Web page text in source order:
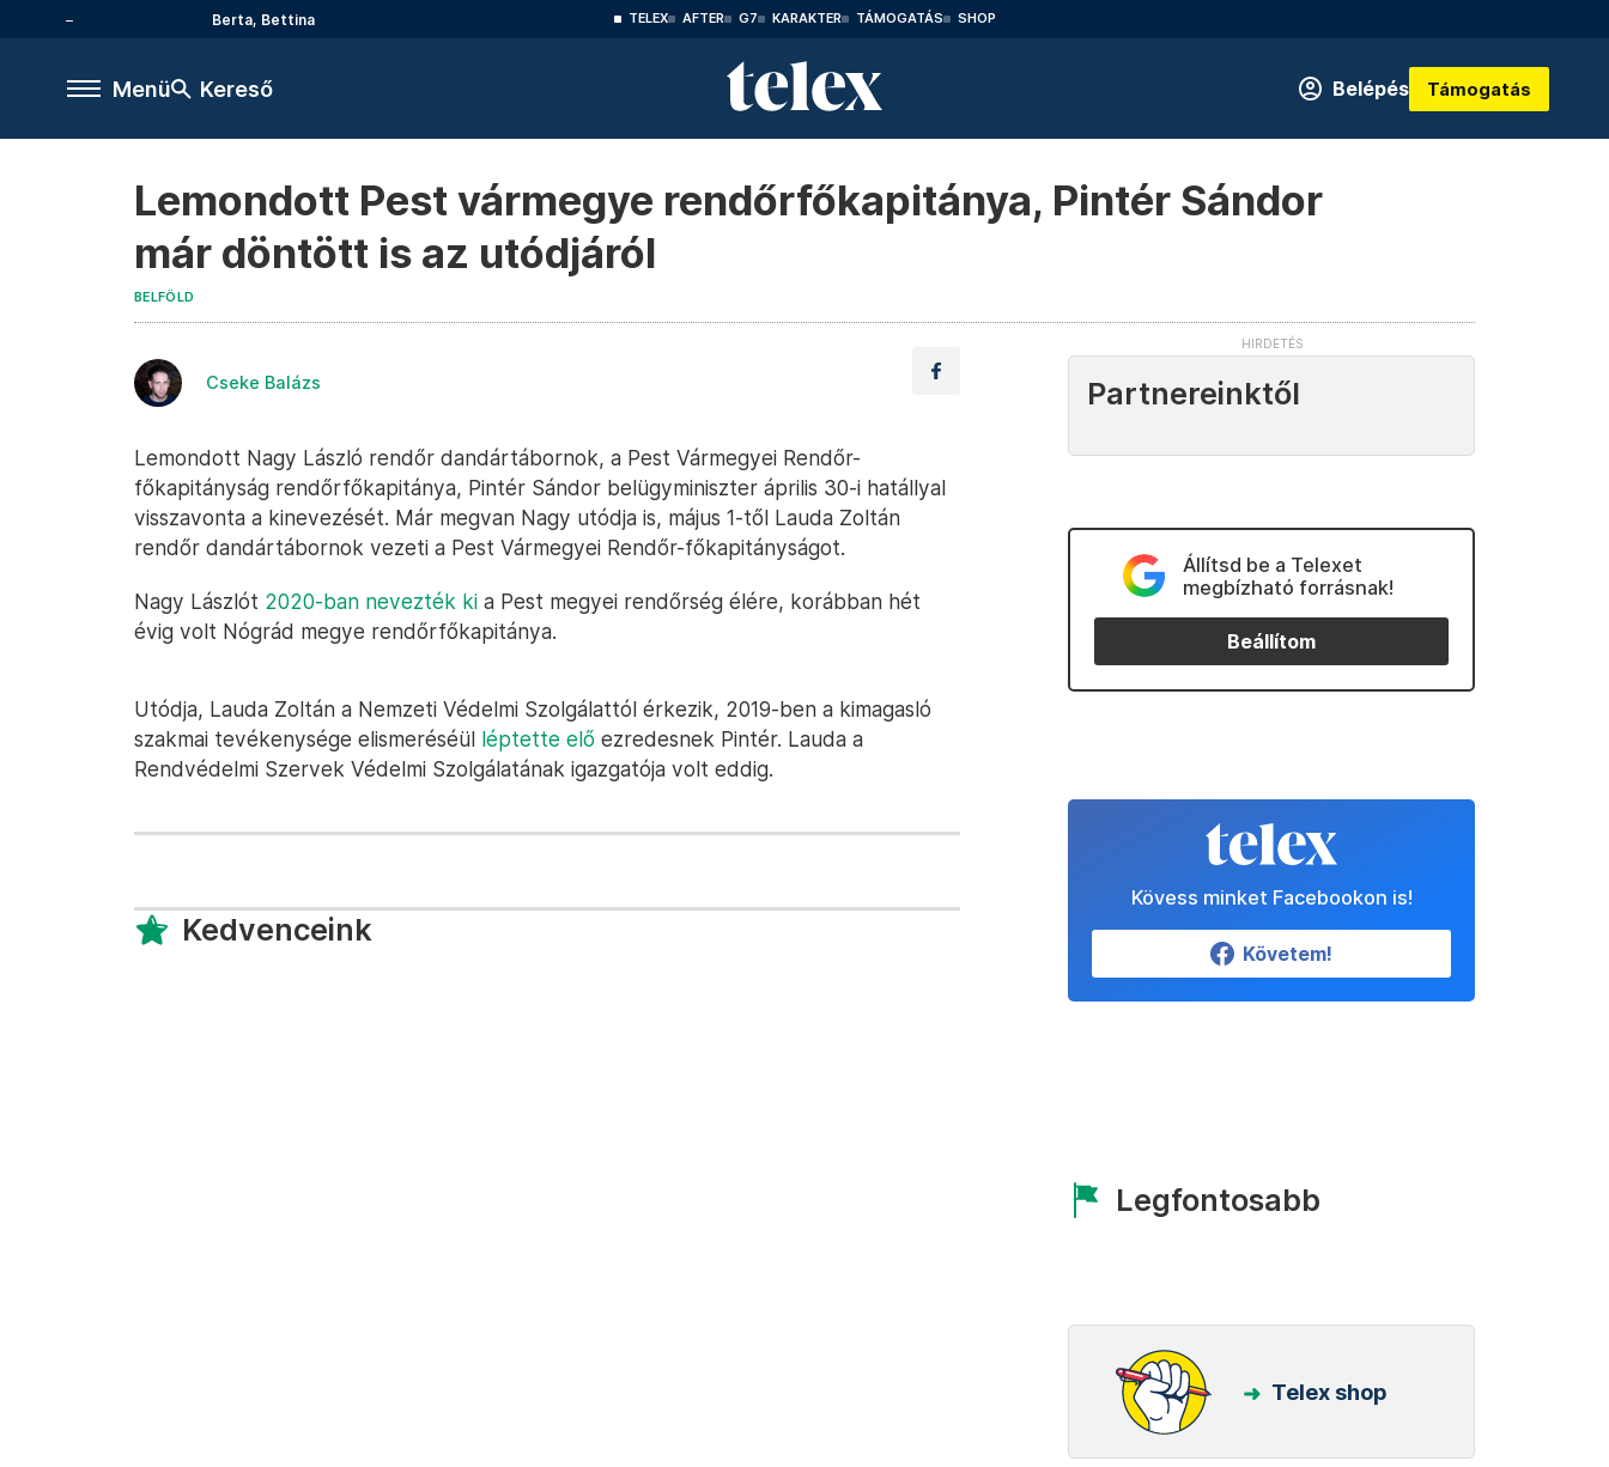
Berta, Bettina TELEX AFTER G7 KARAKTER TÁMOGATÁS SHOP
Menü Kereső Belépés Támogatás
Lemondott Pest vármegye rendőrfőkapitánya, Pintér Sándor
már döntött is az utódjáról
BELFÖLD
Cseke Balázs
Lemondott Nagy László rendőr dandártábornok, a Pest Vármegyei Rendőr-
főkapitányság rendőrfőkapitánya, Pintér Sándor belügyminiszter április 30-i hatállyal
visszavonta a kinevezését. Már megvan Nagy utódja is, május 1-től Lauda Zoltán
rendőr dandártábornok vezeti a Pest Vármegyei Rendőr-főkapitányságot.
Nagy Lászlót 2020-ban nevezték ki a Pest megyei rendőrség élére, korábban hét
évig volt Nógrád megye rendőrfőkapitánya.
Utódja, Lauda Zoltán a Nemzeti Védelmi Szolgálattól érkezik, 2019-ben a kimagasló
szakmai tevékenysége elismeréséül léptette elő ezredesnek Pintér. Lauda a
Rendvédelmi Szervek Védelmi Szolgálatának igazgatója volt eddig.
Kedvenceink
Partnereinktől
Állítsd be a Telexet
megbízható forrásnak!
Beállítom
Kövess minket Facebookon is!
Követem!
Legfontosabb
Telex shop